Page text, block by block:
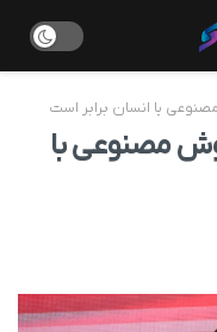
با انسان برابر است
مصنوعی با